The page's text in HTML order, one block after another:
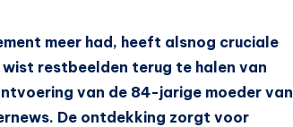
meer had, heeft alsnog cruciale
restbeelden terug te halen van
van de 84-jarige moeder van
De ontdekking zorgt voor